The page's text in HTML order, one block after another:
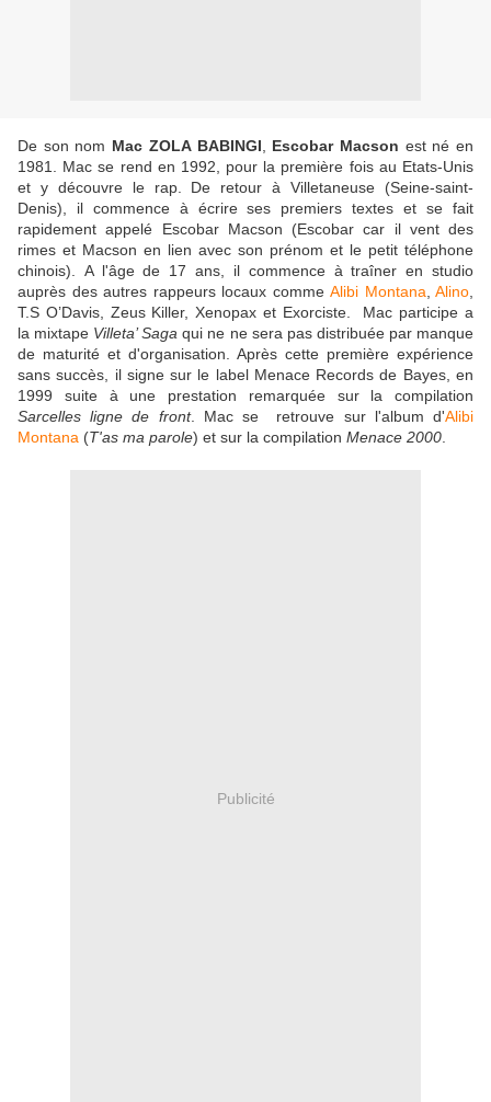
De son nom Mac ZOLA BABINGI Escobar Macson est né en
1981. Mac se rend en 1992, pour la première fois au Etats-Unis
et y découvre le rap. De retour à Villetaneuse (Seine-saint-
Denis), il commence à écrire ses premiers textes et se fait
rapidement appelé Escobar Macson (Escobar car il vent des
rimes et Macson en lien avec son prénom et le petit téléphone
chinois). A l'âge de 17 ans, il commence à traîner en studio
auprès des autres rappeurs locaux comme Alibi Montana Alino
T.S O’Davis, Zeus Killer, Xenopax et Exorciste. Mac participe a
la mixtape Villeta’ Saga qui ne ne sera pas distribuée par manque
de maturité et d'organisation. Après cette première expérience
sans succès, il signe sur le label Menace Records de Bayes, en
1999 suite à une prestation remarquée sur la compilation
Sarcelles ligne de front. Mac se retrouve sur l'album d'Alibi
Montana (T'as ma parole) et sur la compilation Menace 2000
Publicité